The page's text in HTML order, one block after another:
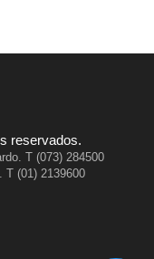
reservados.
T (073) 284500
T (01) 2139600